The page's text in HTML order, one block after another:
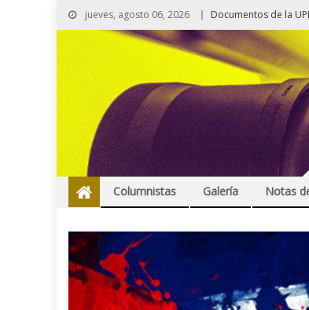
jueves, agosto 06, 2026 Documentos de la
Columnistas Galería Notas